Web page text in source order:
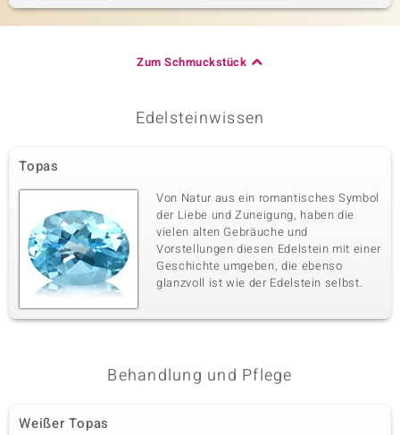
Zum Schmuckstück
Edelsteinwissen
Topas
Von Natur aus ein romantisches Symbol
der Liebe und Zuneigung, haben die
vielen alten Gebräuche und
Vorstellungen diesen Edelstein mit einer
Geschichte umgeben, die ebenso
glanzvoll ist wie der Edelstein selbst.
Behandlung und Pflege
Weißer Topas